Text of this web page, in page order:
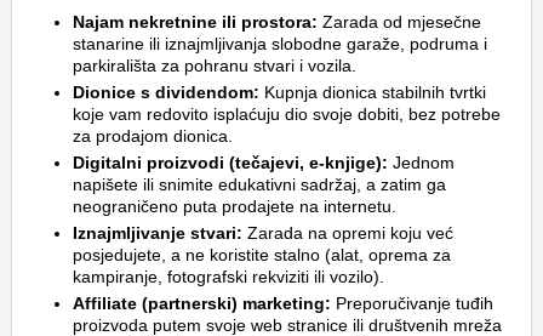
Najam nekretnine ili prostora: Zarada od mjesečne
stanarine ili iznajmljivanja slobodne garaže, podruma i
parkirališta za pohranu stvari i vozila.
Dionice s dividendom: Kupnja dionica stabilnih tvrtki
koje vam redovito isplaćuju dio svoje dobiti, bez potrebe
za prodajom dionica.
Digitalni proizvodi (tečajevi, e-knjige): Jednom
napišete ili snimite edukativni sadržaj, a zatim ga
neograničeno puta prodajete na internetu.
Iznajmljivanje stvari: Zarada na opremi koju već
posjedujete, a ne koristite stalno (alat, oprema za
kampiranje, fotografski rekviziti ili vozilo).
Affiliate (partnerski) marketing: Preporučivanje tuđih
proizvoda putem svoje web stranice ili društvenih mreža